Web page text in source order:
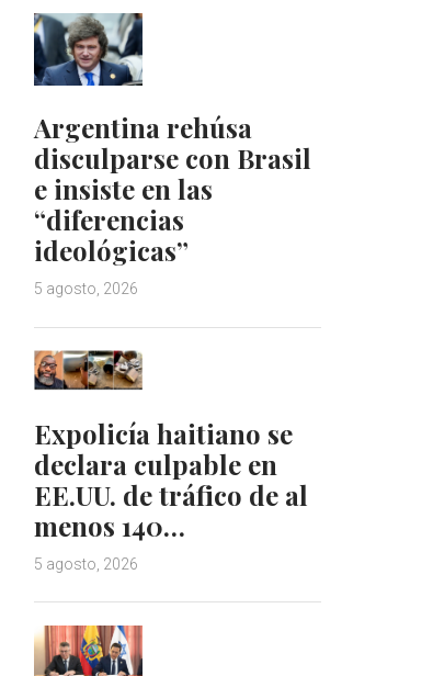
Argentina rehúsa
disculparse con Brasil
e insiste en las
“diferencias
ideológicas”
5 agosto, 2026
Expolicía haitiano se
declara culpable en
EE.UU. de tráfico de al
menos 140…
5 agosto, 2026